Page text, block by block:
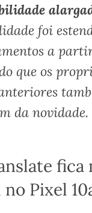
foi
a
que os
da novidade.
fica
Pixel